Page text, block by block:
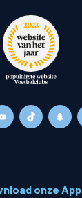
onze App